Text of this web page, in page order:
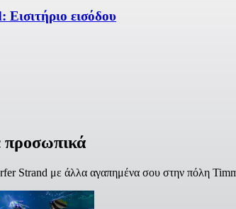
εισόδου
προσωπικά
Strand με άλλα αγαπημένα σου στην πόλη